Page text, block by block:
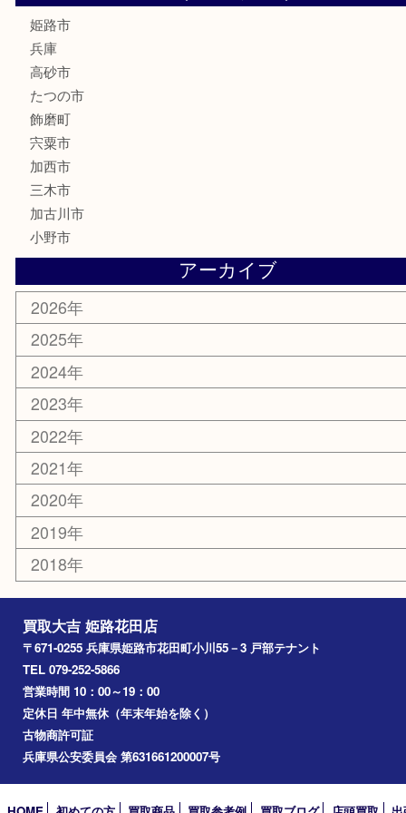
電動工具
大工用品
文房具
釣り具
楽器
香水
化粧品
MLM製品
サプリメント
美容
サングラス
スポーツ用品
カー用品
ホビー
乗馬用品
その他
お知らせ
エリアカテゴリ
姫路市
兵庫
高砂市
飾磨町
宍粟市
加西市
三木市
加古川市
小野市
アーカイブ